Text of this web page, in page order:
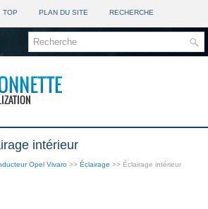
TOP PLAN DU SITE RECHERCHE
intérieur
Opel Vivaro >> Éclairage >> Éclairage intérieur